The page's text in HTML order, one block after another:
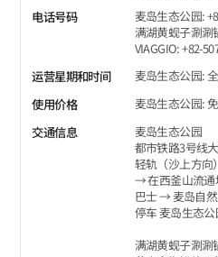
电话号码
麦岛生态公园:
满湖黄蚬子涮涮
VIAGGIO: +82-
运营星期和时间
麦岛生态公园:
使用价格
麦岛生态公园:
交通信息
麦岛生态公园
都市铁路3号线
轻轨（沙上方
→ 在西釜山流通
巴士 → 麦岛自
停车 麦岛生态
满湖黄蚬子涮涮